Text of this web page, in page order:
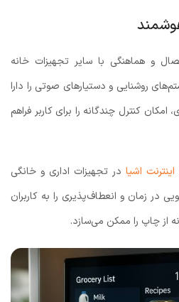
و هماهنگی با سایر تجهیزات خانه
روشنایی و دستیارهای صوتی را دارا
کنترل چندگانه را برای کاربر فراهم
اینترنت اشیا در تجهیزات اداری و خانگی
در زمان و انعطاف‌پذیری را به کاربران
از چاپ را ممکن می‌سازد.